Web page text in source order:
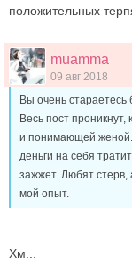
положительных
muamma
09 авг 2018
Вы очень стараетесь
Весь пост проникнут,
и понимающей женой.
деньги на себя
зажжет. Любят
мой опыт.
Хм...